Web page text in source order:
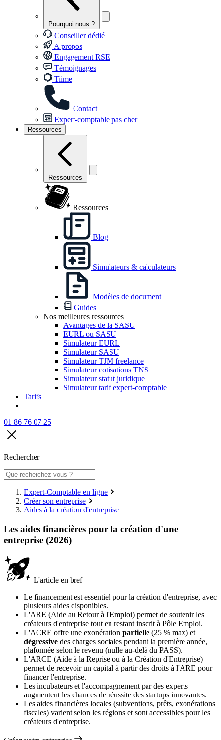
Pourquoi nous ?
Conseiller dédié
A propos
Engagement RSE
Témoignages
Tiime
Contact
Expert-comptable pas cher
Ressources
Ressources
Ressources
Blog
Simulateurs & calculateurs
Modèles de document
Guides
Nos meilleures ressources
Avantages de la SASU
EURL ou SASU
Simulateur EURL
Simulateur SASU
Simulateur TJM freelance
Simulateur cotisations TNS
Simulateur statut juridique
Simulateur tarif expert-comptable
Tarifs
01 86 76 07 25
Rechercher
Expert-Comptable en ligne
Créer son entreprise
Aides à la création d'entreprise
Les aides financières pour la création d'une
entreprise (2026)
L'article en bref
Le financement est essentiel pour la création d'entreprise, avec
plusieurs aides disponibles.
L'ARE (Aide au Retour à l'Emploi) permet de soutenir les
créateurs d'entreprise tout en restant inscrit à Pôle Emploi.
L'ACRE offre une exonération partielle (25 % max) et
dégressive des charges sociales pendant la première année,
plafonnée selon le revenu (nulle au-delà du PASS).
L'ARCE (Aide à la Reprise ou à la Création d'Entreprise)
permet de recevoir un capital à partir des droits à l'ARE pour
financer l'entreprise.
Les incubateurs et l'accompagnement par des experts
augmentent les chances de réussite des startups innovantes.
Les aides financières locales (subventions, prêts, exonérations
fiscales) varient selon les régions et sont accessibles pour les
créateurs d'entreprise.